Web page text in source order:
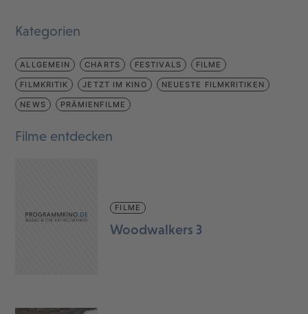
Kategorien
ALLGEMEIN CHARTS FESTIVALS FILME
FILMKRITIK JETZT IM KINO NEUESTE FILMKRITIKEN
NEWS PRÄMIENFILME
Filme entdecken
FILME
Woodwalkers 3